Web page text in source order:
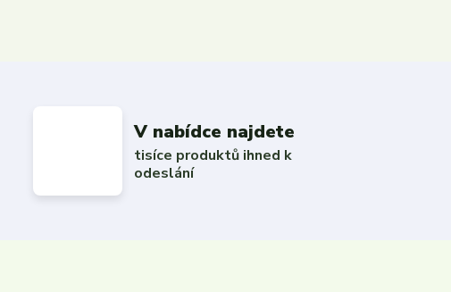
V nabídce najdete
tisíce produktů ihned k
odeslání